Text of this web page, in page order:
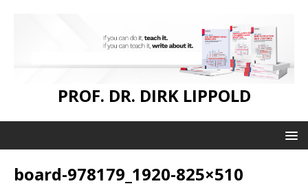
PROF. DR. DIRK LIPPOLD
board-978179_1920-825×510